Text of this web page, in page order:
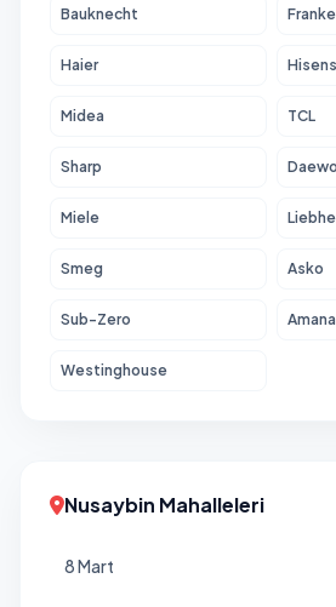
Bauknecht Franke
Haier
Midea TCL
Sharp
Miele
Smeg Asko
Sub-Zero Amana
Westinghouse
Nusaybin Mahalleleri
8 Mart